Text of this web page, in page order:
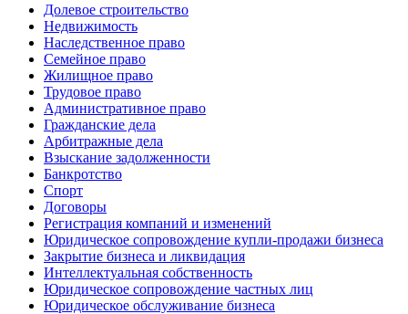
Долевое строительство
Недвижимость
Наследственное право
Семейное право
Жилищное право
Трудовое право
Административное право
Гражданские дела
Арбитражные дела
Взыскание задолженности
Банкротство
Спорт
Договоры
Регистрация компаний и изменений
Юридическое сопровождение купли-продажи бизнеса
Закрытие бизнеса и ликвидация
Интеллектуальная собственность
Юридическое сопровождение частных лиц
Юридическое обслуживание бизнеса